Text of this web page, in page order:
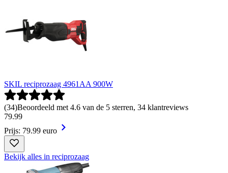
SKIL reciprozaag 4961AA 900W
(34)Beoordeeld met 4.6 van de 5 sterren, 34 klantreviews
79.99
Prijs: 79.99 euro
Bekijk alles in reciprozaag